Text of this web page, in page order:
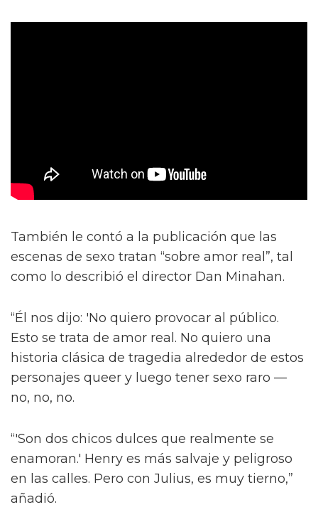
También le contó a la publicación que las
escenas de sexo tratan “sobre amor real”, tal
como lo describió el director Dan Minahan.
“Él nos dijo: 'No quiero provocar al público.
Esto se trata de amor real. No quiero una
historia clásica de tragedia alrededor de estos
personajes queer y luego tener sexo raro —
no, no, no.
“'Son dos chicos dulces que realmente se
enamoran.' Henry es más salvaje y peligroso
en las calles. Pero con Julius, es muy tierno,”
añadió.